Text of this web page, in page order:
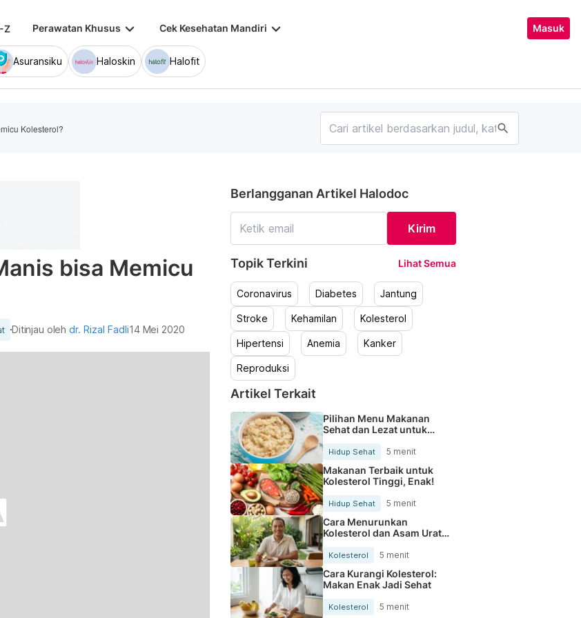
Z Perawatan Khusus keyboard_arrow_down Cek Kesehatan Mandiri keyboard_arrow_down Masuk
Asuransiku Haloskin Halofit
Kolesterol? search
bisa Memicu
Ditinjau olehdr. Rizal Fadli14 Mei 2020
Berlangganan Artikel Halodoc
Kirim
Topik Terkini Lihat Semua
Coronavirus Diabetes Jantung
Stroke Kehamilan Kolesterol
Hipertensi Anemia Kanker
Reproduksi
Artikel Terkait
Pilihan Menu Makanan
Sehat dan Lezat untuk
Mengurangi Kolesterol
Hidup Sehat 5 menit
Makanan Terbaik untuk
Kolesterol Tinggi, Enak!
Hidup Sehat 5 menit
Cara Menurunkan
Kolesterol dan Asam Urat
Secara Alami
Kolesterol 5 menit
Cara Kurangi Kolesterol:
Makan Enak Jadi Sehat
Kolesterol 5 menit